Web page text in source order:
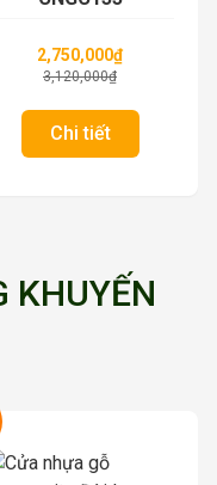
Liên hệ
Chi tiết
KHUYẾN